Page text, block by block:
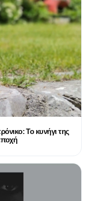
Το κυνήγι της